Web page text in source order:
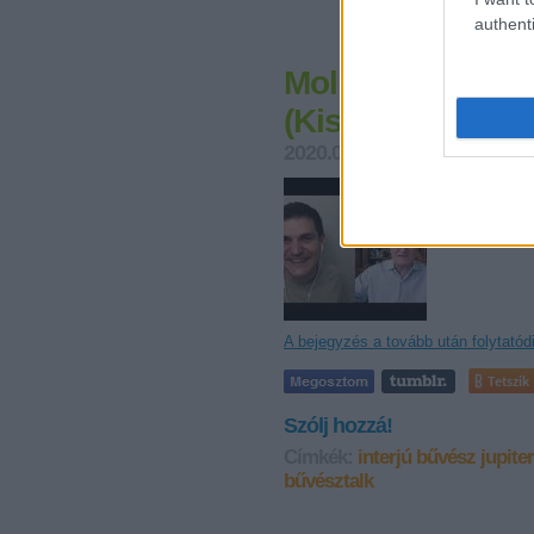
Molnár Gergely
(Kiss V. Balázs
Kelle
volt.
A bejegyzés a tovább után
Tetszik
Szólj hozzá!
interjú bűvész jupiter
bűvésztalk